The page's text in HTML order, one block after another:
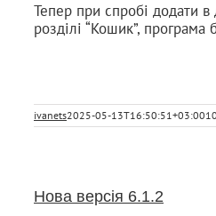
Тепер при спробі додати в
розділі “Кошик”, програма
ivanets2025-05-13T16:50:51+03:00
Нова версія 6.1.2